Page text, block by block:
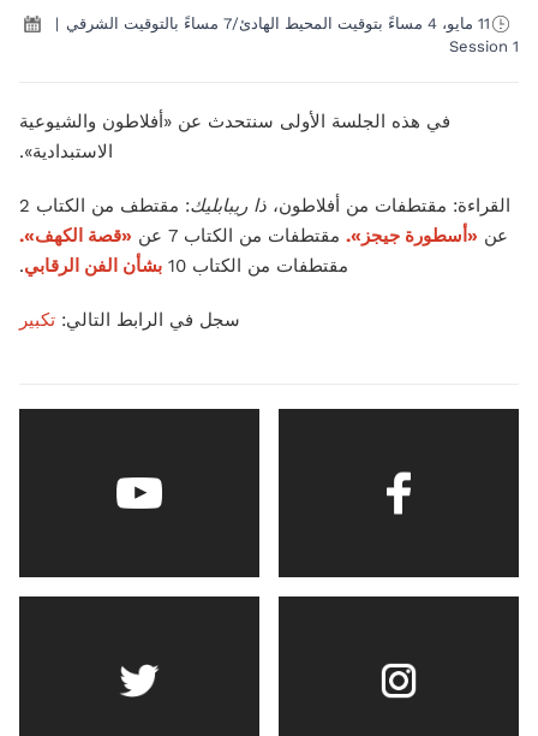
11 مايو، 4 مساءً بتوقيت المحيط الهادئ/7 مساءً بالتوقيت الشرقي
|
Session 1
في هذه الجلسة الأولى سنتحدث عن «أفلاطون والشيوعية
الاستبدادية».
القراءة: مقتطفات من أفلاطون، ذا ريبابليك
: مقتطف من الكتاب 2
عن «أسطورة جيجز». مقتطفات من الكتاب 7 عن
«قصة الكهف».
مقتطفات من الكتاب 10
بشأن الفن الرقابي.
سجل في الرابط التالي: تكبير